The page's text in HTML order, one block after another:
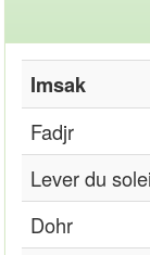
Imsak
Fadjr
Lever du
Dohr